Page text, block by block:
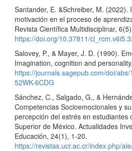
Santander, E. &Schreiber, M. (2022).
motivación en el proceso de
Revista Científica Multidisciplinar,
https://doi.org/10.37811/
Salovey, P., & Mayer, J. D. (1990).
Imagination, cognition and
https://journals.sagepub.com/doi/
52WK-6CDG
Sánchez, C., Salgado, G., &
Competencias Socioemocionales y
percepción del estrés en estudiantes
Superior de México. Actualidades
Educación, 24(1), 1-20.
https://revistas.ucr.ac.cr/index.php/